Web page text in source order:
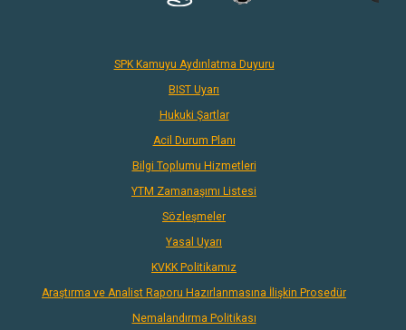
SPK Kamuyu Aydınlatma Duyuru
BIST Uyarı
Hukuki Şartlar
Acil Durum Planı
Bilgi Toplumu Hizmetleri
YTM Zamanaşımı Listesi
Sözleşmeler
Yasal Uyarı
KVKK Politikamız
Araştırma ve Analist Raporu Hazırlanmasına İlişkin Prosedür
Nemalandırma Politikası